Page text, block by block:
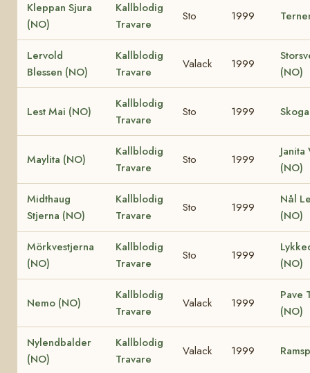
Kleppan Sjura
(NO)
Kallblodig
Travare
Sto 1999
Lervold
Blessen (NO)
Kallblodig
Travare
Valack 1999
(NO)
Lest Mai (NO)
Kallblodig
Travare
Sto 1999
Maylita (NO)
Kallblodig
Travare
Sto 1999
(NO)
Midthaug
Stjerna (NO)
Kallblodig
Travare
Sto 1999
Nål
(NO)
Mörkvestjerna
(NO)
Kallblodig
Travare
Sto 1999
(NO)
Nemo (NO)
Kallblodig
Travare
Valack 1999
Pave
(NO)
Nylendbalder
(NO)
Kallblodig
Travare
Valack 1999